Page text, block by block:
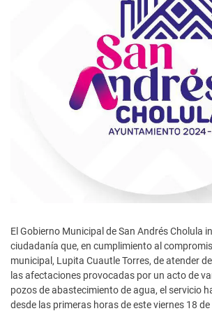
El Gobierno Municipal de San Andrés Cholula
ciudadanía que, en cumplimiento al
municipal, Lupita Cuautle Torres, de atender
las afectaciones provocadas por un acto de
pozos de abastecimiento de agua, el servicio
desde las primeras horas de este viernes 18 de